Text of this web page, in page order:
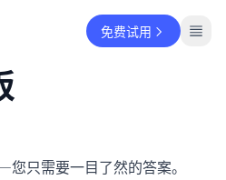
免费试用
只需要一目了然的答案。